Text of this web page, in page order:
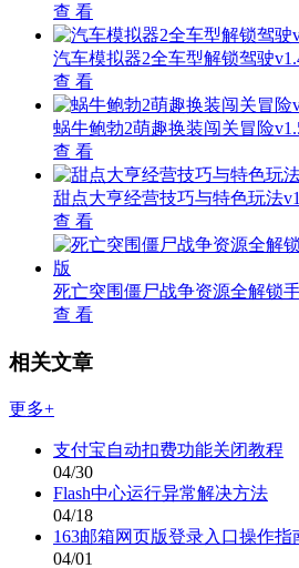
查 看
汽车模拟器2全车型解锁驾驶
查 看
蜗牛鲍勃2萌趣换装闯关冒险
查 看
甜点大亨经营技巧与特色玩法
查 看
死亡突围僵尸战争资源全解锁
查 看
相关文章
更多+
支付宝自动扣费功能关闭教程
04/30
Flash中心运行异常解决方法
04/18
163邮箱网页版登录入口操作指
04/01